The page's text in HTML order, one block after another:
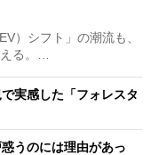
）シフト」の潮流も、
る。…
実感した「フォレスタ
うのには理由があっ